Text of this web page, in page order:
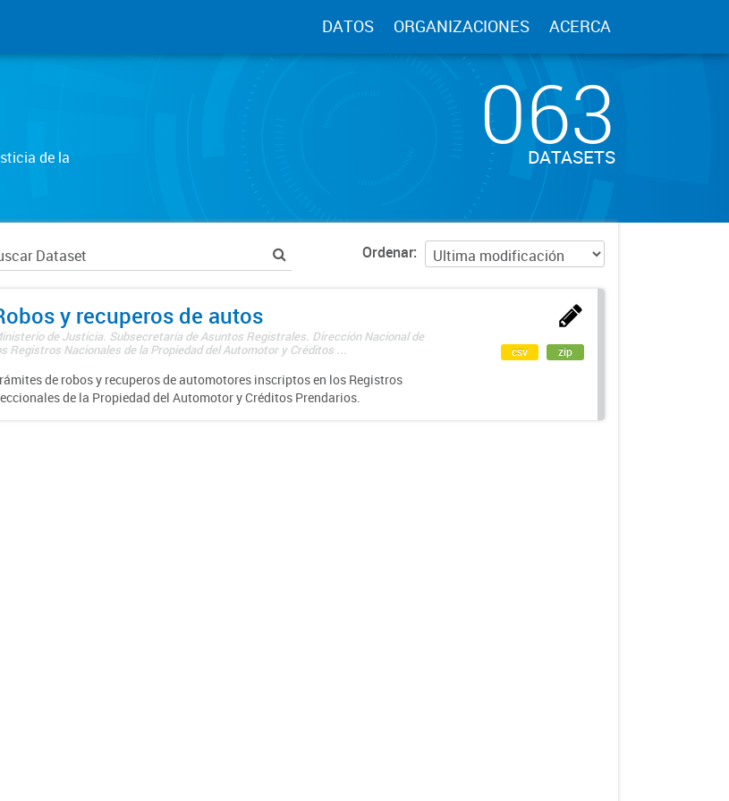
DATOS ORGANIZACIONES ACERCA
de la
063
DATASETS
Ordenar
y recuperos de autos
de Justicia. Subsecretaría de Asuntos Registrales. Dirección Nacional de
Registros Nacionales de la Propiedad del Automotor y Créditos ...
de robos y recuperos de automotores inscriptos en los Registros
de la Propiedad del Automotor y Créditos Prendarios.
csv zip